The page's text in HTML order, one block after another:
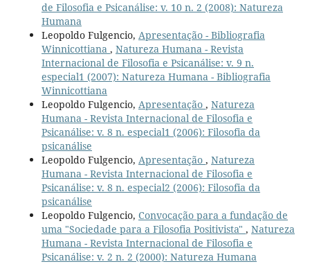
de Filosofia e Psicanálise: v. 10 n. 2 (2008): Natureza
Humana
Leopoldo Fulgencio, Apresentação - Bibliografia
Winnicottiana , Natureza Humana - Revista
Internacional de Filosofia e Psicanálise: v. 9 n.
especial1 (2007): Natureza Humana - Bibliografia
Winnicottiana
Leopoldo Fulgencio, Apresentação , Natureza
Humana - Revista Internacional de Filosofia e
Psicanálise: v. 8 n. especial1 (2006): Filosofia da
psicanálise
Leopoldo Fulgencio, Apresentação , Natureza
Humana - Revista Internacional de Filosofia e
Psicanálise: v. 8 n. especial2 (2006): Filosofia da
psicanálise
Leopoldo Fulgencio, Convocação para a fundação de
uma "Sociedade para a Filosofia Positivista" , Natureza
Humana - Revista Internacional de Filosofia e
Psicanálise: v. 2 n. 2 (2000): Natureza Humana